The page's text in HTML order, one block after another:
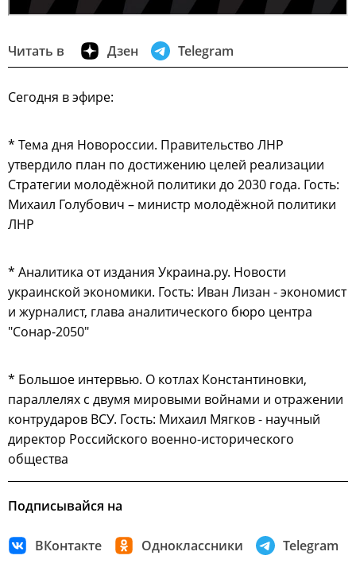
Читать в Дзен Telegram
Сегодня в эфире:
* Тема дня Новороссии. Правительство ЛНР
утвердило план по достижению целей реализации
Стратегии молодёжной политики до 2030 года. Гость:
Михаил Голубович – министр молодёжной политики
ЛНР
* Аналитика от издания Украина.ру. Новости
украинской экономики. Гость: Иван Лизан - экономист
и журналист, глава аналитического бюро центра
"Сонар-2050"
* Большое интервью. О котлах Константиновки,
параллелях с двумя мировыми войнами и отражении
контрударов ВСУ. Гость: Михаил Мягков - научный
директор Российского военно-исторического
общества
Подписывайся на
ВКонтакте Одноклассники Telegram